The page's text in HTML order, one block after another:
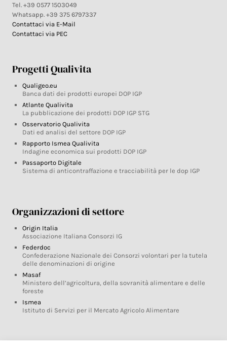
Tel. +39 0577 1503049
Whatsapp. +39 375 6797337
Contattaci via E-Mail
Contattaci via PEC
Progetti Qualivita
Qualigeo.eu
Banca dati dei prodotti europei DOP IGP
Atlante Qualivita
La pubblicazione dei prodotti DOP IGP STG
Osservatorio Qualivita
Dati ed analisi del settore DOP IGP
Rapporto Ismea Qualivita
Indagine economica sui prodotti DOP IGP
Passaporto Digitale
Sistema di anticontraffazione e tracciabilità per le dop IGP
Organizzazioni di settore
Origin Italia
Associazione Italiana Consorzi IG
Federdoc
Confederazione Nazionale dei Consorzi volontari per la tutela
delle denominazioni di origine
Masaf
Ministero dell’agricoltura, della sovranità alimentare e delle
foreste
Ismea
Istituto di Servizi per il Mercato Agricolo Alimentare